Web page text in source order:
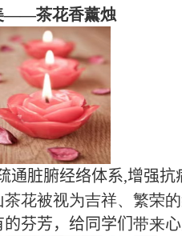
——茶花香薰烛
通脏腑经络体系,增强抗
茶花被视为吉祥、 繁荣
芬芳，给同学们 带来